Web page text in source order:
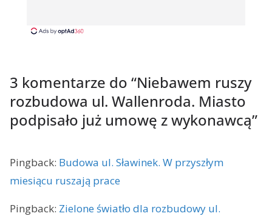
3 komentarze do “Niebawem ruszy
rozbudowa ul. Wallenroda. Miasto
podpisało już umowę z wykonawcą”
Pingback: Budowa ul. Sławinek. W przyszłym
miesiącu ruszają prace
Pingback: Zielone światło dla rozbudowy ul.